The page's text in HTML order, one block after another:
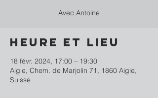
Avec Antoine
Heure et lieu
18 févr. 2024, 17:00 – 19:30
Aigle, Chem. de Marjolin 71, 1860 Aigle,
Suisse